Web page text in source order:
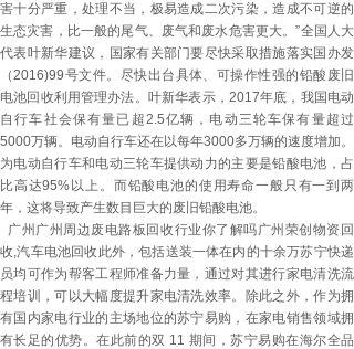
害十分严重，处理不当，极易造成二次污染，造成不可逆的
生态灾害，比一般的尾气、废气和废水危害更大。”全国人大
代表叶新华建议，国家有关部门要尽快采取措施落实国办发
（2016)99号文件。尽快出台具体、可操作性强的铅酸废旧
电池回收利用管理办法。叶新华表示，2017年底，我国电动
自行车社会保有量已超2.5亿辆，电动三轮车保有量超过
5000万辆。电动自行车还在以每年3000多万辆的速度增加。
为电动自行车和电动三轮车提供动力的主要是铅酸电池，占
比高达95%以上。而铅酸电池的使用寿命一般只有一到两
年，这将导致产生数目巨大的废旧铅酸电池。
广州广州周边废电路板回收行业你了解吗广州荣创物资回
收,汽车电池回收此外，包括送装一体在内的十余万苏宁快递
员均可作为帮客工程师准备力量，通过对其进行家电清洗流
程培训，可以大幅度提升家电清洗效率。除此之外，作为拥
有国内家电行业的主场地位的苏宁易购，在家电销售领域拥
有长足的优势。在此前的双 11 期间，苏宁易购在海尔全品